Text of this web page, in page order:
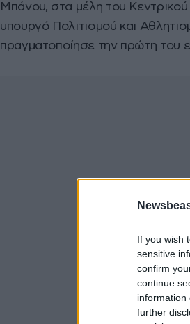
If you wish
sensitive
confirm
continue
information
further
Μπάνου, στα μέλη του
υπουργό Πολιτισμού και
πραγματοποίησε την πρώτη του